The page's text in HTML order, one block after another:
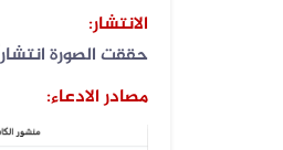
الانتشار:
حققت الصورة
مصادر الادعاء: